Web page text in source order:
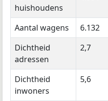
huishoudens
Aantal wagens 6.132
Dichtheid
adressen
2,7
Dichtheid
inwoners
5,6